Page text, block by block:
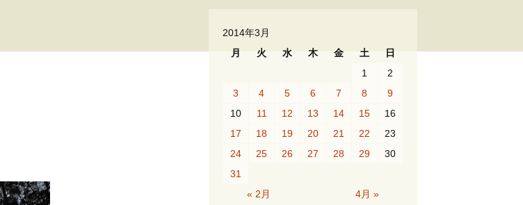
2014年3月
月
火 水 木 金 土
日
1
2
3
4 5 6 7 8
9
10
11 12 13 14 15
16
17
18 19 20 21 22
23
24
25 26 27 28 29
30
31
« 2月
4月 »